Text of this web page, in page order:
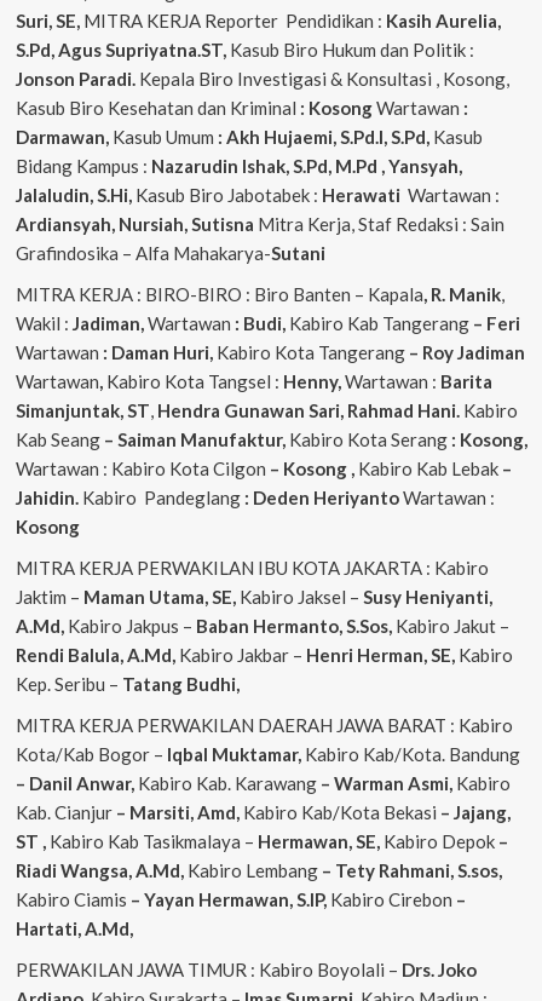
Suri, SE, MITRA KERJA Reporter Pendidikan : Kasih Aurelia,
S.Pd, Agus Supriyatna.ST, Kasub Biro Hukum dan Politik :
Jonson Paradi. Kepala Biro Investigasi & Konsultasi , Kosong,
Kasub Biro Kesehatan dan Kriminal : KosongWartawan :
Darmawan, Kasub Umum : Akh Hujaemi, S.Pd.I, S.Pd, Kasub
Bidang Kampus : Nazarudin Ishak, S.Pd, M.Pd , Yansyah,
Jalaludin, S.Hi, Kasub Biro Jabotabek : Herawati Wartawan :
Ardiansyah, Nursiah, Sutisna Mitra Kerja, Staf Redaksi : Sain
Grafindosika – Alfa Mahakarya-Sutani
MITRA KERJA : BIRO-BIRO : Biro Banten – Kapala , R. Manik,
Wakil : Jadiman, Wartawan : Budi, Kabiro Kab Tangerang– Feri
Wartawan : Daman Huri, Kabiro Kota Tangerang– Roy Jadiman
Wartawan Kabiro Kota Tangsel : Henny, Wartawan : Barita
Simanjuntak, ST Hendra Gunawan Sari, Rahmad Hani. Kabiro
Kab Seang– Saiman Manufaktur, Kabiro Kota Serang : Kosong,
Wartawan : Kabiro Kota Cilgon – Kosong Kabiro Kab Lebak–
Jahidin. Kabiro Pandeglang : Deden HeriyantoWartawan :
Kosong
MITRA KERJA PERWAKILAN IBU KOTA JAKARTA : Kabiro
Jaktim – Maman Utama, SE, Kabiro Jaksel – Susy Heniyanti,
A.Md, Kabiro Jakpus – Baban Hermanto, S.Sos, Kabiro Jakut –
Rendi Balula, A.Md, Kabiro Jakbar – Henri Herman, SE, Kabiro
Kep. Seribu – Tatang Budhi,
MITRA KERJA PERWAKILAN DAERAH JAWA BARAT : Kabiro
Kota/Kab Bogor – Iqbal Muktamar, Kabiro Kab/Kota. Bandung
– Danil Anwar, Kabiro Kab. Karawang – Warman Asmi, Kabiro
Kab. Cianjur– Marsiti, Amd, Kabiro Kab/Kota Bekasi – Jajang,
ST
Kabiro Kab Tasikmalaya – Hermawan, SE, Kabiro Depok–
Riadi Wangsa, A.Md, Kabiro Lembang– Tety Rahmani, S.sos,
Kabiro Ciamis – Yayan Hermawan, S.IP, Kabiro Cirebon –
Hartati, A.Md,
PERWAKILAN JAWA TIMUR : Kabiro Boyolali – Drs. Joko